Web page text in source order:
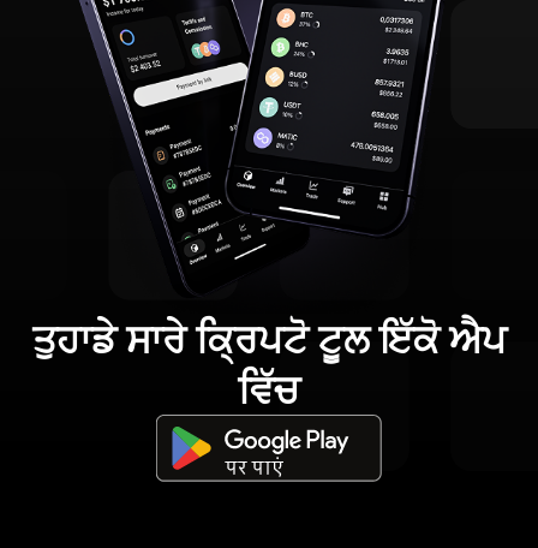
ਤੁਹਾਡੇ ਸਾਰੇ ਕ੍ਰਿਪਟੋ ਟੂਲ ਇੱਕੋ ਐਪ
ਵਿੱਚ